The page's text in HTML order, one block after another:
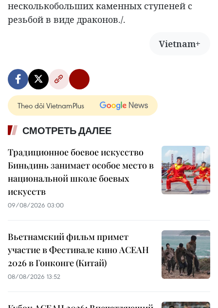
несколькобольших каменных ступеней с
резьбой в виде драконов./.
Vietnam+
Theo dõi VietnamPlus
СМОТРЕТЬ ДАЛЕЕ
Традиционное боевое искусство
Биньдинь занимает особое место в
национальной школе боевых
искусств
09/08/2026 03:00
Вьетнамский фильм примет
участие в Фестивале кино АСЕАН
2026 в Гонконге (Китай)
08/08/2026 13:52